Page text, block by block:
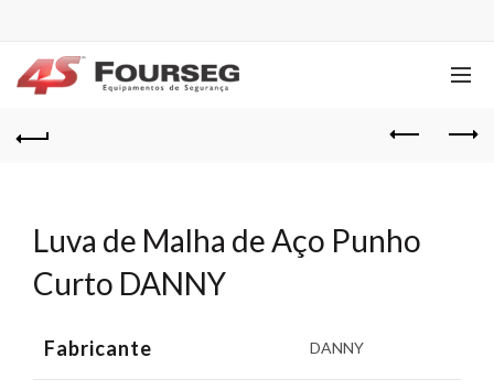
Luva de Malha de Aço Punho
Curto DANNY
Fabricante DANNY